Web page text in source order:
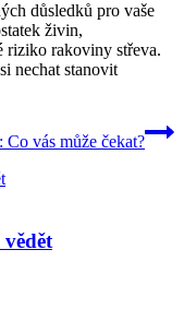
důsledků pro vaše
živin,
riziko rakoviny střeva.
nechat stanovit
vás může čekat?